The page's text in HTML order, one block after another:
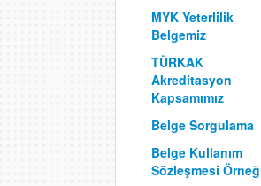
MYK Yeterlilik
Belgemiz
TÜRKAK
Akreditasyon
Kapsamımız
Belge Sorgulama
Belge Kullanım
Sözleşmesi